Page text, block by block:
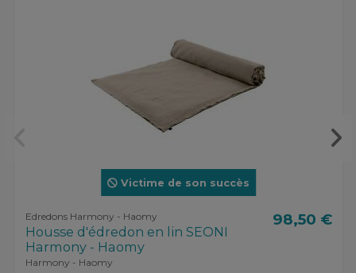
Victime de son succès
Edredons Harmony - Haomy
Housse d'édredon en lin SEONI
Harmony - Haomy
Harmony - Haomy
98,50 €